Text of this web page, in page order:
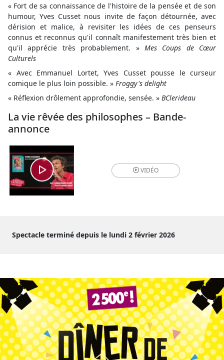
« Fort de sa connaissance de l'histoire de la pensée et de son
humour, Yves Cusset nous invite de façon détournée, avec
dérision et malice, à revisiter les idées de ces penseurs
connus et reconnus qu'il connaît manifestement très bien et
qu'il apprécie très probablement. » Mes Coups de Cœur
Culturels
« Avec Emmanuel Lortet, Yves Cusset pousse le curseur
comique le plus loin possible. » Froggy's delight
« Réflexion drôlement approfondie, sensée. » BClerideau
La vie rêvée des philosophes – Bande-
annonce
VIDÉO
Spectacle terminé depuis le lundi 2 février 2026